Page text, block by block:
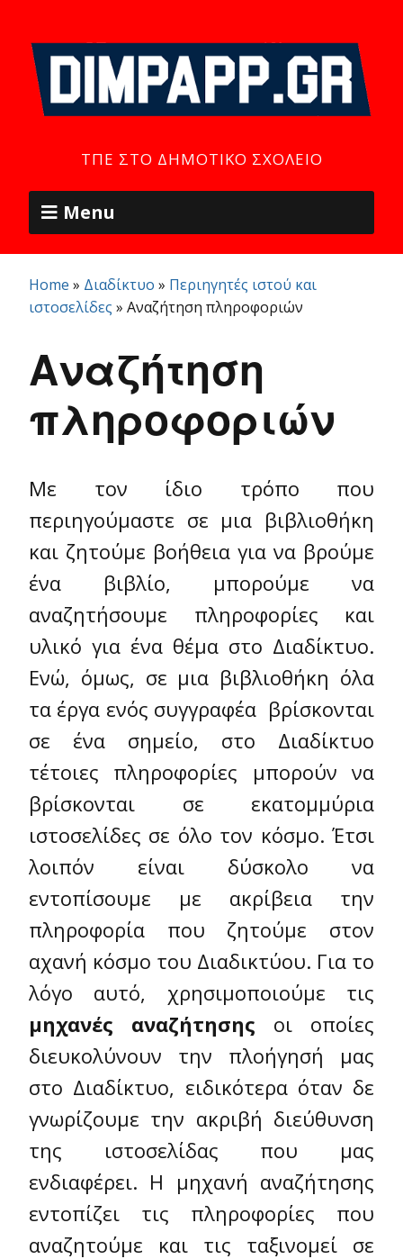
ΤΠΕ ΣΤΟ ΔΗΜΟΤΙΚΌ ΣΧΟΛΕΊΟ
Menu
Home » Διαδίκτυο » Περιηγητές ιστού και
ιστοσελίδες » Αναζήτηση πληροφοριών
Αναζήτηση
πληροφοριών
Με τον ίδιο τρόπο που
περιηγούμαστε σε μια βιβλιοθήκη
και ζητούμε βοήθεια για να βρούμε
ένα βιβλίο, μπορούμε να
αναζητήσουμε πληροφορίες και
υλικό για ένα θέμα στο Διαδίκτυο.
Ενώ, όμως, σε μια βιβλιοθήκη όλα
τα έργα ενός συγγραφέα βρίσκονται
σε ένα σημείο, στο Διαδίκτυο
τέτοιες πληροφορίες μπορούν να
βρίσκονται σε εκατομμύρια
ιστοσελίδες σε όλο τον κόσμο. Έτσι
λοιπόν είναι δύσκολο να
εντοπίσουμε με ακρίβεια την
πληροφορία που ζητούμε στον
αχανή κόσμο του Διαδικτύου. Για το
λόγο αυτό, χρησιμοποιούμε τις
μηχανές αναζήτησης οι οποίες
διευκολύνουν την πλοήγησή μας
στο Διαδίκτυο, ειδικότερα όταν δε
γνωρίζουμε την ακριβή διεύθυνση
της ιστοσελίδας που μας
ενδιαφέρει. Η μηχανή αναζήτησης
εντοπίζει τις πληροφορίες που
αναζητούμε και τις ταξινομεί σε